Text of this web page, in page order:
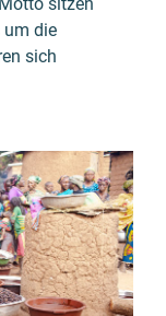
sitzen
um die
sich